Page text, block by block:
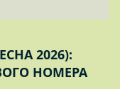
2026):
НОМЕРА